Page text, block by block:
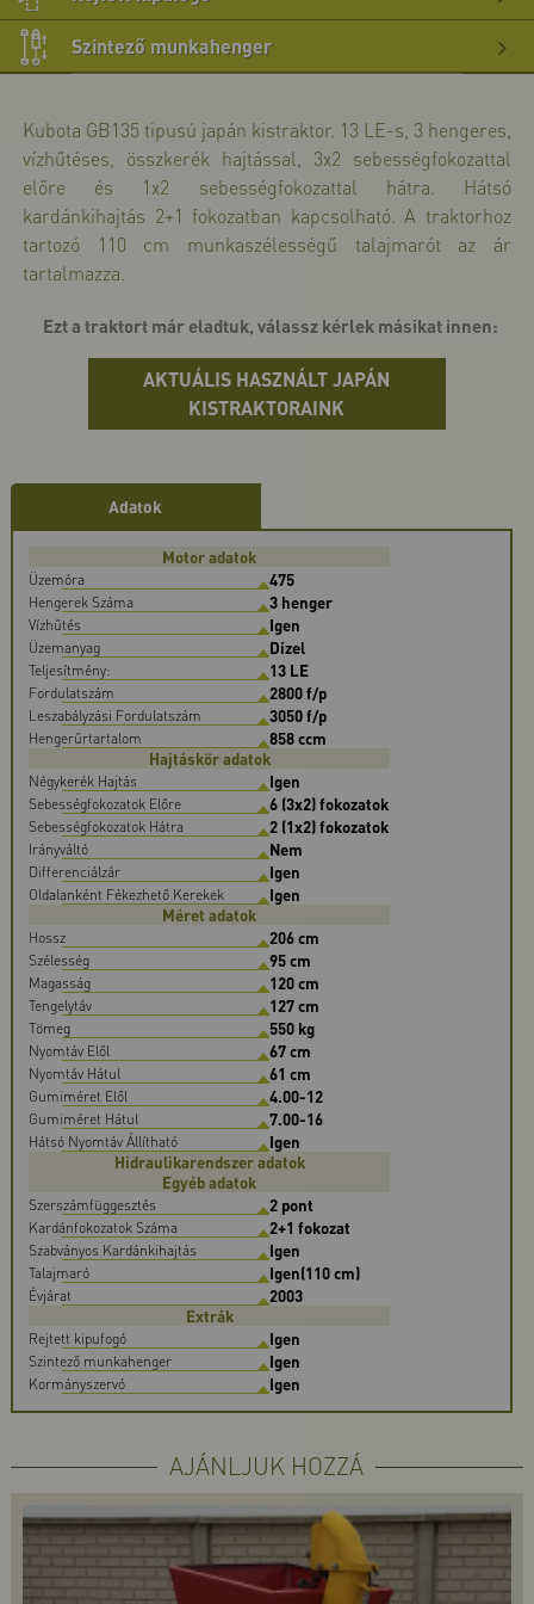
>>
Szintező munkahenger
>>
Kubota GB135 tipusú japán kistraktor. 13 LE-s, 3 hengeres,
vízhűtéses, összkerék hajtással, 3x2 sebességfokozattal
előre és 1x2 sebességfokozattal hátra. Hátsó
kardánkihajtás 2+1 fokozatban kapcsolható. A traktorhoz
tartozó 110 cm munkaszélességű talajmarót az ár
tartalmazza.
Ezt a traktort már eladtuk, válassz kérlek másikat innen:
AKTUÁLIS HASZNÁLT JAPÁN
KISTRAKTORAINK
Adatok
Motor adatok
Üzemóra 475
Hengerek Száma 3 henger
Vízhűtés Igen
Üzemanyag Dízel
Teljesítmény: 13 LE
Fordulatszám 2800 f/p
Leszabályzási Fordulatszám 3050 f/p
Hengerűrtartalom
858 ccm
Hajtáskör adatok
Négykerék Hajtás Igen
Sebességfokozatok Előre 6 (3x2) fokozatok
Sebességfokozatok Hátra 2 (1x2) fokozatok
Irányváltó Nem
Differenciálzár Igen
Oldalanként Fékezhető Kerekek
Igen
Méret adatok
Hossz 206 cm
Szélesség 95 cm
Magasság 120 cm
Tengelytáv 127 cm
Tömeg 550 kg
Nyomtáv Elől 67 cm
Nyomtáv Hátul 61 cm
Gumiméret Elől 4.00-12
Gumiméret Hátul 7.00-16
Hátsó Nyomtáv Állítható
Igen
Hidraulikarendszer adatok
Egyéb adatok
Szerszámfüggesztés 2 pont
Kardánfokozatok Száma 2+1 fokozat
Szabványos Kardánkihajtás Igen
Talajmaró Igen(110 cm)
Évjárat
2003
Extrák
Rejtett kipufogó Igen
Szintező munkahenger Igen
Kormányszervó Igen
AJÁNLJUK HOZZÁ